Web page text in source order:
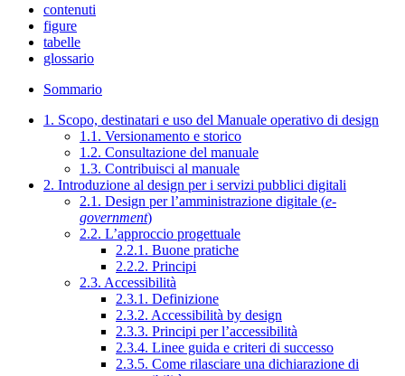
contenuti
figure
tabelle
glossario
Sommario
1. Scopo, destinatari e uso del Manuale operativo di design
1.1. Versionamento e storico
1.2. Consultazione del manuale
1.3. Contribuisci al manuale
2. Introduzione al design per i servizi pubblici digitali
2.1. Design per l’amministrazione digitale (e-
government)
2.2. L’approccio progettuale
2.2.1. Buone pratiche
2.2.2. Principi
2.3. Accessibilità
2.3.1. Definizione
2.3.2. Accessibilità by design
2.3.3. Principi per l’accessibilità
2.3.4. Linee guida e criteri di successo
2.3.5. Come rilasciare una dichiarazione di